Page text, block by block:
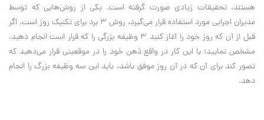
هستند، تحقیقات زیادی صورت گرفته است. یکی از روش‌هایی که توسط
مدیران اجرایی مورد استفاده قرار می‌گیرد، روش 3 برد برای تکنیک روز است. اگر
قبل از آن که روز خود را آغاز کنید 3 وظیفه بزرگی را که قرار است انجام دهید،
مشخص نمایید؛ با این کار در واقع ذهن خود را در موقعیتی قرار می‌دهید که
تصور کند برای آن که در آن روز موفق باشد، باید این سه وظیفه بزرگ را انجام
دهد.